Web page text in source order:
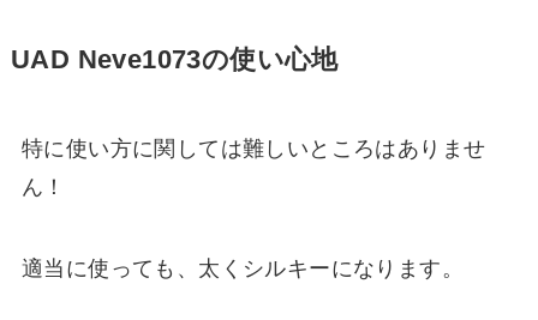
UAD Neve1073の使い心地
特に使い方に関しては難しいところはありませ
ん！
適当に使っても、太くシルキーになります。